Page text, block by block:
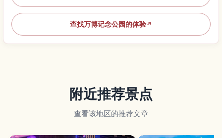
查找万博记念公园的体验↗
附近推荐景点
查看该地区的推荐文章